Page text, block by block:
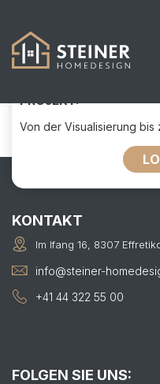
PROJEKT:
Von der Visualisierung bis
KONTAKT
Im Ifang 16, 8307
info@steiner-
+41 44 322 55 00
FOLGEN SIE UNS: